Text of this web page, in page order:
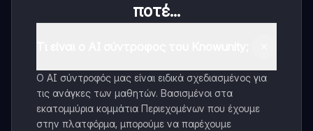
ποτέ...
Ο AI σύντροφός μας είναι ειδικά σχεδιασμένος για
τις ανάγκες των μαθητών. Βασισμένοι στα
εκατομμύρια κομμάτια Περιεχομένων που έχουμε
στην πλατφόρμα, μπορούμε να παρέχουμε